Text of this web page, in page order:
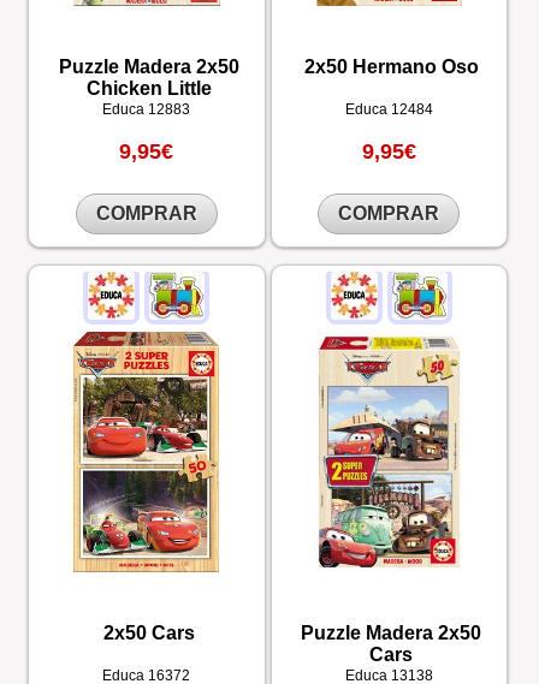
Puzzle Madera 2x50
Chicken Little
Educa 12883
9,95€
COMPRAR
2x50 Hermano Oso
Educa 12484
9,95€
COMPRAR
2x50 Cars
Educa 16372
Puzzle Madera 2x50
Cars
Educa 13138